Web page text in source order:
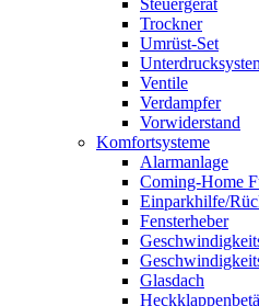
Steuergerät
Trockner
Umrüst-Set
Ventile
Verdampfer
Vorwiderstand
Komfortsysteme
Alarmanlage
Coming-Home
Einparkhilfe/
Fensterheber
Glasdach